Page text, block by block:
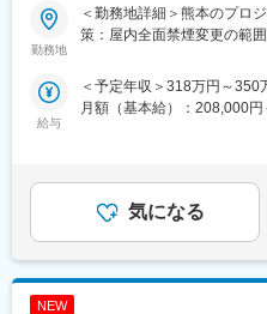
◎年間休日：123日
◎全社月平均残業時間：約
◎福利厚生：家賃補助制度
広いトピックスを用意してい
・スキルUPが給与UPに：
て給与UPが行われる仕組み
ンでサポート~
考えます！
〇堅苦しい志望動機は不要
■お仕事内容
建物の工事に関する管理系
力仕事は一切ありません。
の方との日程調整などを行
ンで、PCスキルを身につけ
勤務地
＜勤務地詳細＞熊本のプロ
策：屋内全面禁煙変更の範
給与
＜予定年収＞318万円～350
月額（基本給）：208,000
無＞有＜残業手当＞有＜給
20ｈ超過分は支給○モデル
※月給36万円＋賞与＋諸手当
給39万円＋賞与＋諸手当賃
考を通じて上下する可能性
気になる
NEW